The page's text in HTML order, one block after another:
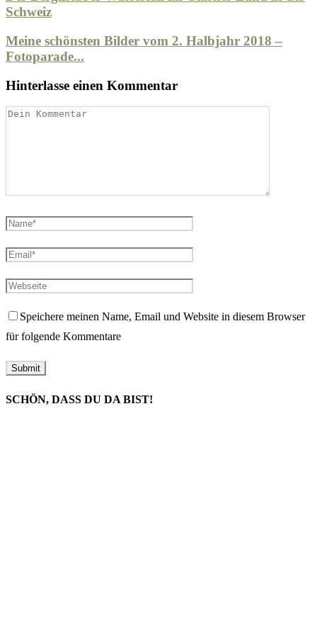
Schweiz
Meine schönsten Bilder vom 2. Halbjahr 2018 –
Fotoparade...
Hinterlasse einen Kommentar
Speichere meinen Name, Email und Website in diesem Browser
für folgende Kommentare
SCHÖN, DASS DU DA BIST!